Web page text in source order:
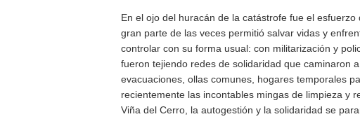
En el ojo del huracán de la catástrofe fue el
gran parte de las veces permitió salvar vidas y
controlar con su forma usual: con militarización y
fueron tejiendo redes de solidaridad que caminaron
evacuaciones, ollas comunes, hogares temporales
recientemente las incontables mingas de limpieza y
Viña del Cerro, la autogestión y la solidaridad se